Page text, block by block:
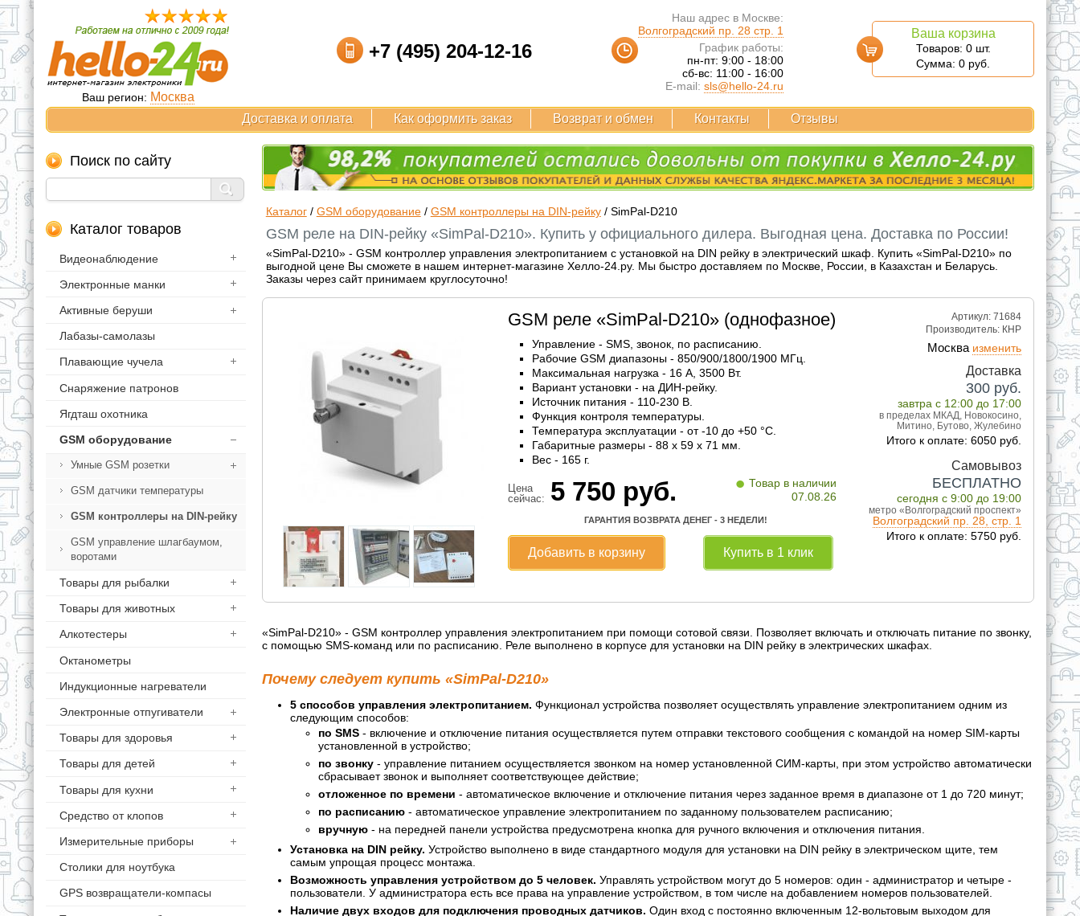
Ваш регион: Москва
+7 (495) 204-12-16
Наш адрес в Москве:
Волгоградский пр. 28 стр. 1
График работы:
пн-пт: 9:00 - 18:00
сб-вс: 11:00 - 16:00
E-mail: sls@hello-24.ru
Ваша корзина
Товаров: 0 шт.
Сумма: 0 руб.
Доставка и оплата Как оформить заказ Возврат и обмен Контакты Отзывы
Поиск по сайту
Каталог товаров
Видеонаблюдение
Электронные манки
Активные беруши
Лабазы-самолазы
Плавающие чучела
Снаряжение патронов
Ягдташ охотника
GSM оборудование
Умные GSM розетки
GSM датчики температуры
GSM контроллеры на DIN-рейку
GSM управление шлагбаумом,
воротами
Товары для рыбалки
Товары для животных
Алкотестеры
Октанометры
Индукционные нагреватели
Электронные отпугиватели
Товары для здоровья
Товары для детей
Товары для кухни
Средство от клопов
Измерительные приборы
Столики для ноутбука
GPS возвращатели-компасы
Каталог/ GSM оборудование/ GSM контроллеры на DIN-рейку/ SimPal-D210
GSM реле на DIN-рейку «SimPal-D210». Купить у официального дилера. Выгодная цена. Доставка по России!
«SimPal-D210» - GSM контроллер управления электропитанием с установкой на DIN рейку в электрический шкаф. Купить «SimPal-D210» по
выгодной цене Вы сможете в нашем интернет-магазине Хелло-24.ру. Мы быстро доставляем по Москве, России, в Казахстан и Беларусь.
Заказы через сайт принимаем круглосуточно!
Артикул: 71684
Производитель: КНР
Москва изменить
Доставка
300 руб.
завтра с 12:00 до 17:00
в пределах МКАД, Новокосино,
Митино, Бутово, Жулебино
Итого к оплате: 6050 руб.
Самовывоз
БЕСПЛАТНО
сегодня с 9:00 до 19:00
метро «Волгоградский проспект»
Волгоградский пр. 28, стр. 1
Итого к оплате: 5750 руб.
GSM реле «SimPal-D210» (однофазное)
Управление - SMS, звонок, по расписанию.
Рабочие GSM диапазоны - 850/900/1800/1900 МГц.
Максимальная нагрузка - 16 А, 3500 Вт.
Вариант установки - на ДИН-рейку.
Источник питания - 110-230 В.
Функция контроля температуры.
Температура эксплуатации - от -10 до +50 °C.
Габаритные размеры - 88 x 59 x 71 мм.
Вес - 165 г.
Цена
сейчас: 5 750 руб. • Товар в наличии
07.08.26
ГАРАНТИЯ ВОЗВРАТА ДЕНЕГ - 3 НЕДЕЛИ!
Добавить в корзину Купить в 1 клик
«SimPal-D210» - GSM контроллер управления электропитанием при помощи сотовой связи. Позволяет включать и отключать питание по звонку,
с помощью SMS-команд или по расписанию. Реле выполнено в корпусе для установки на DIN рейку в электрических шкафах.
Почему следует купить «SimPal-D210»
5 способов управления электропитанием. Функционал устройства позволяет осуществлять управление электропитанием одним из
следующим способов:
по SMS- включение и отключение питания осуществляется путем отправки текстового сообщения с командой на номер SIM-карты
установленной в устройство;
по звонку- управление питанием осуществляется звонком на номер установленной СИМ-карты, при этом устройство автоматически
сбрасывает звонок и выполняет соответствующее действие;
отложенное по времени - автоматическое включение и отключение питания через заданное время в диапазоне от 1 до 720 минут;
по расписанию- автоматическое управление электропитанием по заданному пользователем расписанию;
вручную- на передней панели устройства предусмотрена кнопка для ручного включения и отключения питания.
Установка на DIN рейку. Устройство выполнено в виде стандартного модуля для установки на DIN рейку в электрическом щите, тем
самым упрощая процесс монтажа.
Возможность управления устройством до 5 человек. Управлять устройством могут до 5 номеров: один - администратор и четыре -
пользователи. У администратора есть все права на управление устройством, в том числе на добавлением номеров пользователей.
Наличие двух входов для подключения проводных датчиков. Один вход с постоянно включенным 12-вольтовым выходом для